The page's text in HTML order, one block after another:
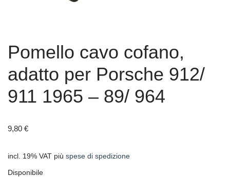
Pomello cavo cofano,
adatto per Porsche 912/
911 1965 – 89/ 964
9,80 €
incl. 19% VAT più spese di spedizione
Disponibile